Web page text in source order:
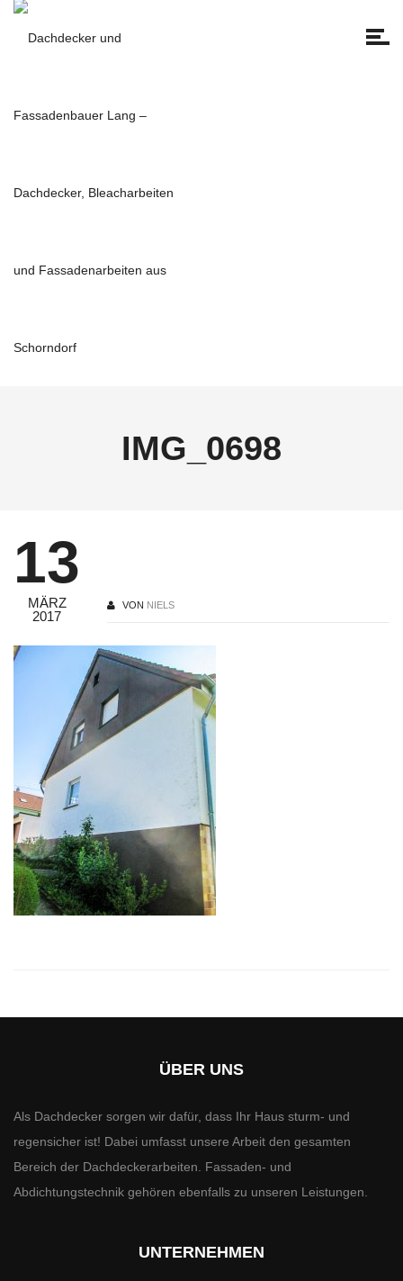
IMG_0698
13
MÄRZ
2017
VON NIELS
ÜBER UNS
Als Dachdecker sorgen wir dafür, dass Ihr Haus sturm- und
regensicher ist! Dabei umfasst unsere Arbeit den gesamten
Bereich der Dachdeckerarbeiten. Fassaden- und
Abdichtungstechnik gehören ebenfalls zu unseren Leistungen.
UNTERNEHMEN